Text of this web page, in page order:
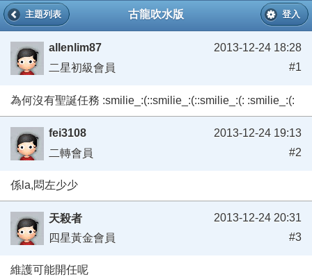
古龍吹水版
主題列表 登入
allenlim87
二星初級會員
2013-12-24 18:28
#1
為何沒有聖誕任務 :smilie_:(::smilie_:(::smilie_:(: :smilie_:(:
fei3108
二轉會員
2013-12-24 19:13
#2
係la,悶左少少
天殺者
四星黃金會員
2013-12-24 20:31
#3
維護可能開任呢